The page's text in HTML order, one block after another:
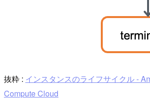
抜粋 : インスタンスのライフサイクル -
Compute Cloud